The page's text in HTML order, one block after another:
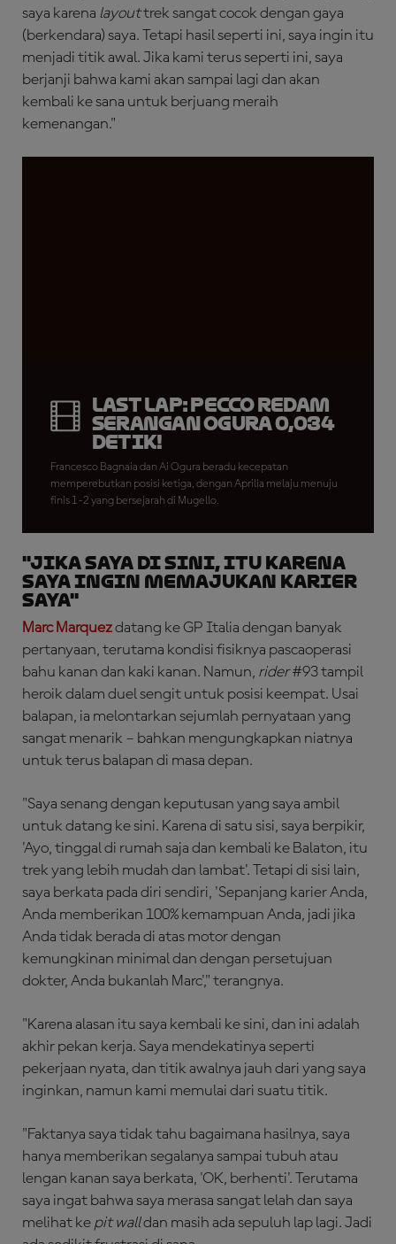
saya karena layouttrek sangat cocok dengan gaya
(berkendara) saya. Tetapi hasil seperti ini, saya ingin itu
menjadi titik awal. Jika kami terus seperti ini, saya
berjanji bahwa kami akan sampai lagi dan akan
kembali ke sana untuk berjuang meraih
kemenangan."
LAST LAP: Pecco Redam
Serangan Ogura 0,034
Detik!
Francesco Bagnaia dan Ai Ogura beradu kecepatan
memperebutkan posisi ketiga, dengan Aprilia melaju menuju
finis 1-2 yang bersejarah di Mugello.
"Jika Saya di Sini, Itu karena
Saya Ingin Memajukan Karier
Saya"
Marc Marquezdatang ke GP Italia dengan banyak
pertanyaan, terutama kondisi fisiknya pascaoperasi
bahu kanan dan kaki kanan. Namun, rider#93 tampil
heroik dalam duel sengit untuk posisi keempat. Usai
balapan, ia melontarkan sejumlah pernyataan yang
sangat menarik – bahkan mengungkapkan niatnya
untuk terus balapan di masa depan.
"Saya senang dengan keputusan yang saya ambil
untuk datang ke sini. Karena di satu sisi, saya berpikir,
'Ayo, tinggal di rumah saja dan kembali ke Balaton, itu
trek yang lebih mudah dan lambat'. Tetapi di sisi lain,
saya berkata pada diri sendiri, 'Sepanjang karier Anda,
Anda memberikan 100% kemampuan Anda, jadi jika
Anda tidak berada di atas motor dengan
kemungkinan minimal dan dengan persetujuan
dokter, Anda bukanlah Marc'," terangnya.
"Karena alasan itu saya kembali ke sini, dan ini adalah
akhir pekan kerja. Saya mendekatinya seperti
pekerjaan nyata, dan titik awalnya jauh dari yang saya
inginkan, namun kami memulai dari suatu titik.
"Faktanya saya tidak tahu bagaimana hasilnya, saya
hanya memberikan segalanya sampai tubuh atau
lengan kanan saya berkata, 'OK, berhenti'. Terutama
saya ingat bahwa saya merasa sangat lelah dan saya
melihat ke pit walldan masih ada sepuluh lap lagi. Jadi